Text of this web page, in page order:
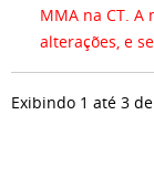
MMA na CT. A
alterações, e
Exibindo 1 até 3